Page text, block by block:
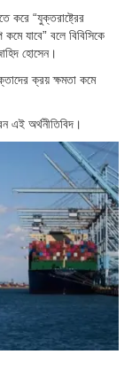
করে “যুক্তরাষ্ট্রের
যাবে” বলে বিবিসিকে
হোসেন।
ক্রয় ক্ষমতা কমে
এই অর্থনীতিবিদ।